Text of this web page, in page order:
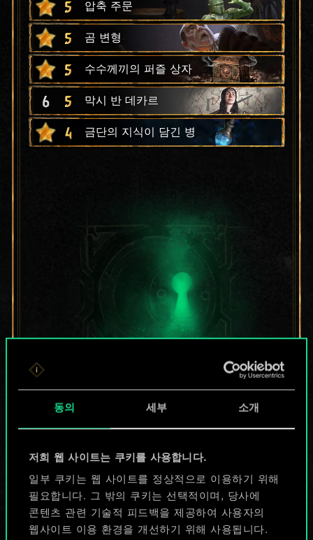
동의 세부 소개
저희 웹 사이트는 쿠키를 사용합니다.
일부 쿠키는 웹 사이트를 정상적으로 이용하기 위해
필요합니다. 그 밖의 쿠키는 선택적이며, 당사에
콘텐츠 관련 기술적 피드백을 제공하여 사용자의
웹사이트 이용 환경을 개선하기 위해 사용됩니다.
5 압축 주문
5 곰 변형
5 수수께끼의 퍼즐 상자
6 5 막시 반 데카르
4 금단의 지식이 담긴 병
지금은 공유된
않지만
무궁무진한
가능성을 가지고